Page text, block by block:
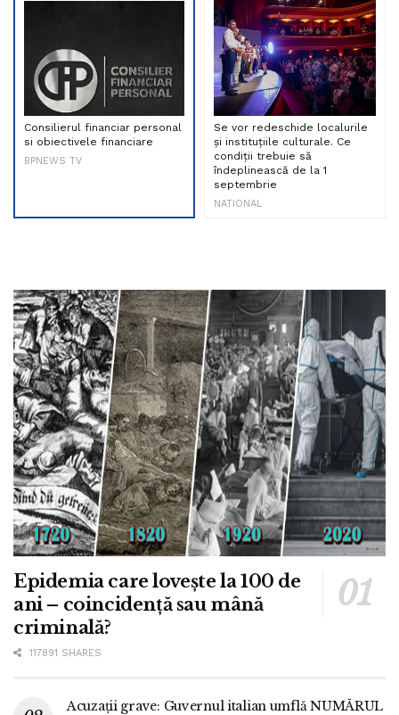
Consilierul financiar personal
si obiectivele financiare
BPNEWS TV
Se vor redeschide localurile
și instituțiile culturale. Ce
condiții trebuie să
îndeplinească de la 1
septembrie
NATIONAL
Epidemia care lovește la 100 de
ani – coincidență sau mână
criminală?
117891 SHARES
Acuzații grave: Guvernul italian umflă NUMĂRUL